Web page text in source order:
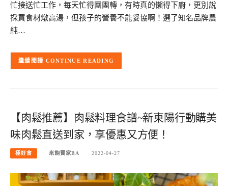
忙接送忙工作，每天忙得團團轉，有時真的懶得下廚，更別說
採買食材燉高湯，但孩子的營養不能妥協啊！選了知名品牌農
純…
CONTINUE READING
【肉鬆推薦】肉鬆料理食譜~新東陽行動購美
味肉鬆直送到家，享優惠又方便！
極好食 來飽寶家BA 2022-04-27